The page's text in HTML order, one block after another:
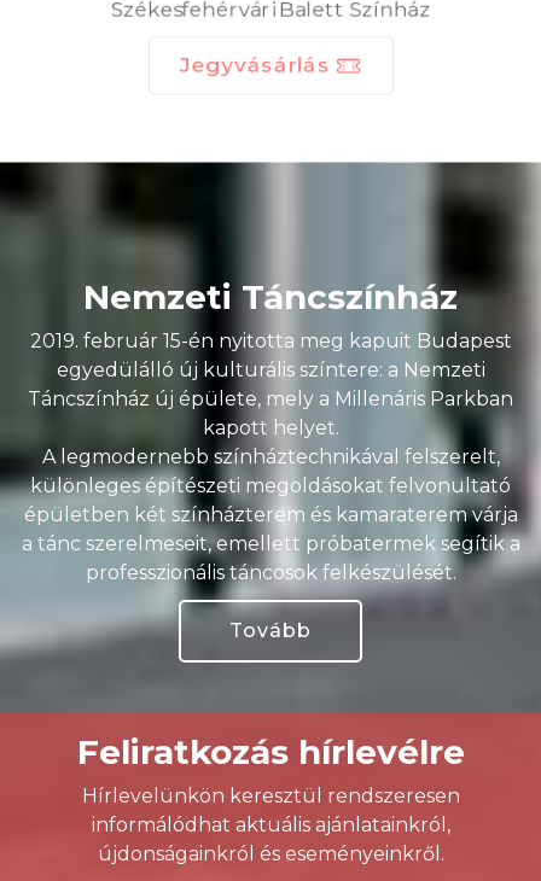
Jegyvásárlás
Nemzeti Táncszínház
2019. február 15-én nyitotta meg kapuit Budapest
egyedülálló új kulturális színtere: a Nemzeti
Táncszínház új épülete, mely a Millenáris Parkban
kapott helyet.
A legmodernebb színháztechnikával felszerelt,
különleges építészeti megoldásokat felvonultató
épületben két színházterem és kamaraterem várja
a tánc szerelmeseit, emellett próbatermek segítik a
professzionális táncosok felkészülését.
Tovább
Feliratkozás hírlevélre
Hírlevelünkön keresztül rendszeresen
informálódhat aktuális ajánlatainkról,
újdonságainkról és eseményeinkről.